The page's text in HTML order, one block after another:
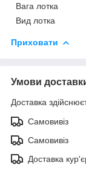
Вага лотка
Вид лотка
Приховати
Умови
Доставка
Самовивіз
Самовивіз
Доставка